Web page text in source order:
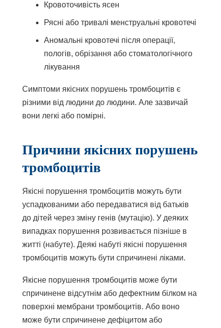
Кровоточивість ясен
Рясні або тривалі менструальні кровотечі
Аномальні кровотечі після операції,
пологів, обрізання або стоматологічного
лікування
Симптоми якісних порушень тромбоцитів є
різними від людини до людини. Але зазвичай
вони легкі або помірні.
Причини якісних порушень
тромбоцитів
Якісні порушення тромбоцитів можуть бути
успадкованими або передаватися від батьків
до дітей через зміну генів (мутацію). У деяких
випадках порушення розвивається пізніше в
житті (набуте). Деякі набуті якісні порушення
тромбоцитів можуть бути спричинені ліками.
Якісне порушення тромбоцитів може бути
спричинене відсутнім або дефектним білком на
поверхні мембрани тромбоцитів. Або воно
може бути спричинене дефіцитом або